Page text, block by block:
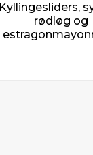
Kyllingesliders,
rødløg og